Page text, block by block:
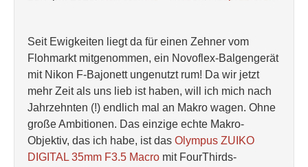
Seit Ewigkeiten liegt da für einen Zehner vom
Flohmarkt mitgenommen, ein Novoflex-Balgengerät
mit Nikon F-Bajonett ungenutzt rum! Da wir jetzt
mehr Zeit als uns lieb ist haben, will ich mich nach
Jahrzehnten (!) endlich mal an Makro wagen. Ohne
große Ambitionen. Das einzige echte Makro-
Objektiv, das ich habe, ist das Olympus ZUIKO
DIGITAL 35mm F3.5 Macro mit FourThirds-